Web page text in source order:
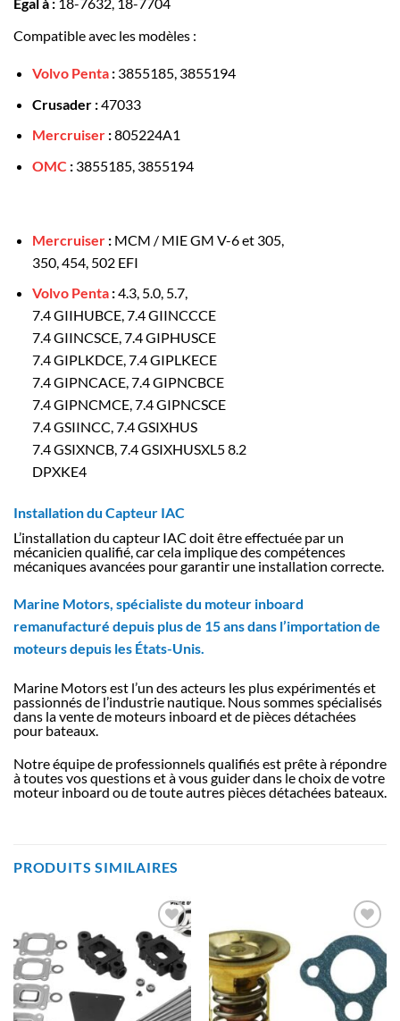
Compatible avec les modèles :
Volvo Penta:3855185, 3855194
Crusader :47033
Mercruiser:805224A1
OMC :3855185, 3855194
Mercruiser:MCM / MIE GM V-6 et 305,
350, 454, 502 EFI
Volvo Penta:4.3, 5.0, 5.7,
7.4 GIIHUBCE, 7.4 GIINCCCE
7.4 GIINCSCE, 7.4 GIPHUSCE
7.4 GIPLKDCE, 7.4 GIPLKECE
7.4 GIPNCACE, 7.4 GIPNCBCE
7.4 GIPNCMCE, 7.4 GIPNCSCE
7.4 GSIINCC, 7.4 GSIXHUS
7.4 GSIXNCB, 7.4 GSIXHUSXL5 8.2
DPXKE4
Installation du Capteur IAC
L’installation du capteur IAC doit être effectuée par un
mécanicien qualifié, car cela implique des compétences
mécaniques avancées pour garantir une installation correcte.
Marine Motors, spécialiste du moteur inboard
remanufacturé depuis plus de 15 ans dans l’importation de
moteurs depuis les États-Unis.
Marine Motors est l’un des acteurs les plus expérimentés et
passionnés de l’industrie nautique. Nous sommes spécialisés
dans la vente de moteurs inboard et de pièces détachées
pour bateaux.
Notre équipe de professionnels qualifiés est prête à répondre
à toutes vos questions et à vous guider dans le choix de votre
moteur inboard ou de toute autres pièces détachées bateaux.
PRODUITS SIMILAIRES
AJOUTER
À LA
LISTE
D’ENVIES
AJOUTER
À LA
LISTE
D’ENVIES